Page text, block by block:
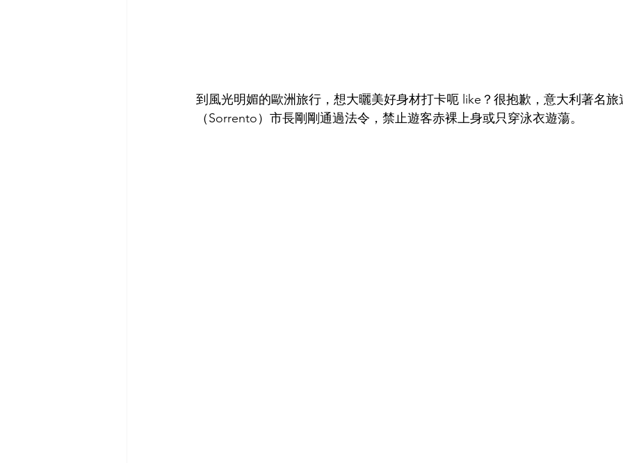
到風光明媚的歐洲旅行，想大曬美好身材打卡呃 like？很抱歉，意大利著名旅
（Sorrento）市長剛剛通過法令，禁止遊客赤裸上身或只穿泳衣遊蕩。